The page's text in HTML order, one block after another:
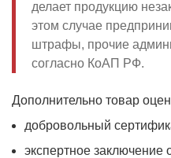
делает продукцию
этом случае
штрафы, прочие
согласно КоАП РФ.
Дополнительно товар
добровольный
экспертное заключение